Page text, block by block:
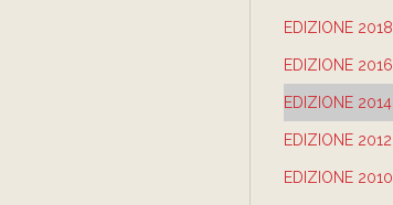
EDIZIONE 2018
EDIZIONE 2016
EDIZIONE 2014
EDIZIONE 2012
EDIZIONE 2010